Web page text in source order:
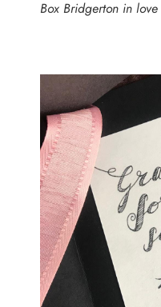
Box Bridgerton in love